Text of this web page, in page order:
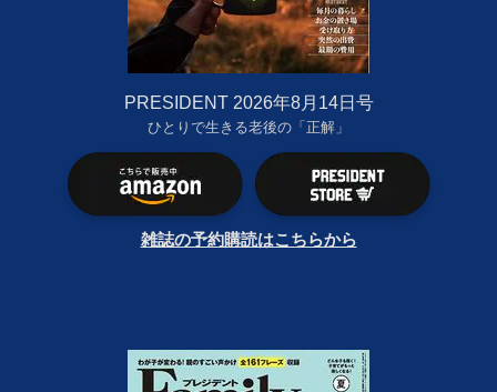
PRESIDENT 2026年8月14日号
ひとりで生きる老後の「正解」
雑誌の予約購読はこちらから